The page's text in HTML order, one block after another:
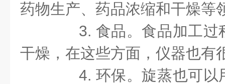
药物生产、药品浓缩和干燥等
3. 食品。食品加工过
干燥，在这些方面，仪器也有
4. 环保。旋蒸也可以